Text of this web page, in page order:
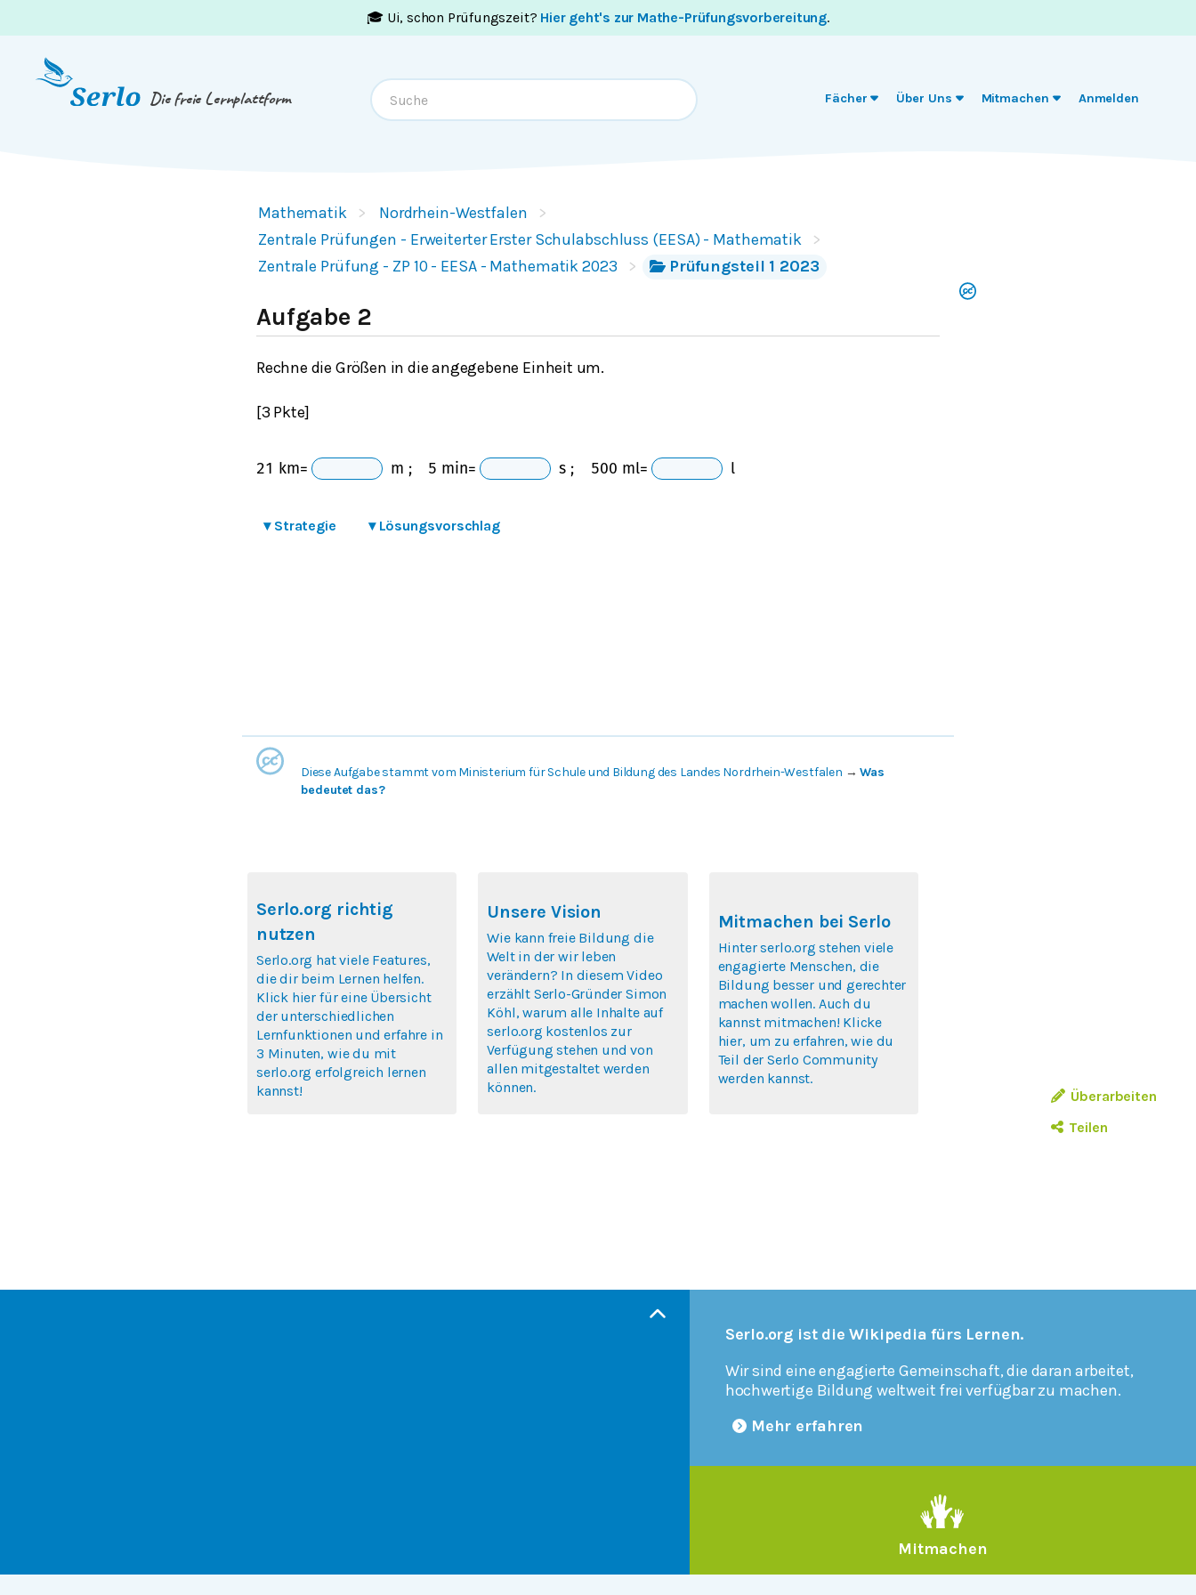
🎓 Ui, schon Prüfungszeit? Hier geht's zur Mathe-Prüfungsvorbereitung.
Die freie Lernplattform Fächer Über Uns Mitmachen Anmelden
Mathematik
Nordrhein-Westfalen
Zentrale Prüfungen - Erweiterter Erster Schulabschluss (EESA) - Mathematik
Zentrale Prüfung - ZP 10 - EESA - Mathematik 2023
Prüfungsteil 1 2023
Aufgabe 2
Rechne die Größen in die angegebene Einheit um.
[3 Pkte]
21 km= m ; 5 min= s ; 500 ml= l
▾ Strategie ▾ Lösungsvorschlag
Überarbeiten
Teilen
Diese Aufgabe stammt vom Ministerium für Schule und Bildung des Landes Nordrhein-Westfalen →Was
bedeutet das?
Serlo.org richtig
nutzen
Serlo.org hat viele Features,
die dir beim Lernen helfen.
Klick hier für eine Übersicht
der unterschiedlichen
Lernfunktionen und erfahre in
3 Minuten, wie du mit
serlo.org erfolgreich lernen
kannst!
Unsere Vision
Wie kann freie Bildung die
Welt in der wir leben
verändern? In diesem Video
erzählt Serlo-Gründer Simon
Köhl, warum alle Inhalte auf
serlo.org kostenlos zur
Verfügung stehen und von
allen mitgestaltet werden
können.
Mitmachen bei Serlo
Hinter serlo.org stehen viele
engagierte Menschen, die
Bildung besser und gerechter
machen wollen. Auch du
kannst mitmachen! Klicke
hier, um zu erfahren, wie du
Teil der Serlo Community
werden kannst.
Serlo.org ist die Wikipedia fürs Lernen.
Wir sind eine engagierte Gemeinschaft, die daran arbeitet,
hochwertige Bildung weltweit frei verfügbar zu machen.
Mehr erfahren
Mitmachen